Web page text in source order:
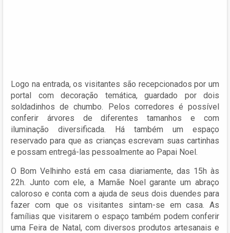
Logo na entrada, os visitantes são recepcionados por um
portal com decoração temática, guardado por dois
soldadinhos de chumbo. Pelos corredores é possível
conferir árvores de diferentes tamanhos e com
iluminação diversificada. Há também um espaço
reservado para que as crianças escrevam suas cartinhas
e possam entregá-las pessoalmente ao Papai Noel.
O Bom Velhinho está em casa diariamente, das 15h às
22h. Junto com ele, a Mamãe Noel garante um abraço
caloroso e conta com a ajuda de seus dois duendes para
fazer com que os visitantes sintam-se em casa. As
famílias que visitarem o espaço também podem conferir
uma Feira de Natal, com diversos produtos artesanais e